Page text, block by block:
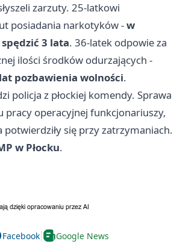
zarzuty. 25-latkowi
posiadania narkotyków -w
3 lata. 36-latek odpowie za
ilości środków odurzających -
pozbawienia wolności.
policja z płockiej komendy. Sprawa
pracy operacyjnej funkcjonariuszy,
się przy zatrzymaniach.
w Płocku.
Facebook Google News